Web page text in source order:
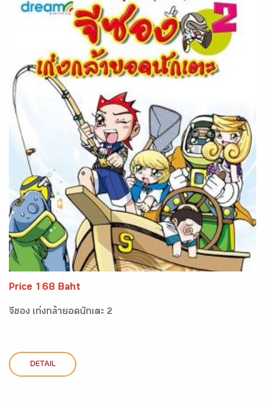
Price 168 Baht
จีซอง เก่งกล้ายอดนักเตะ 2
DETAIL